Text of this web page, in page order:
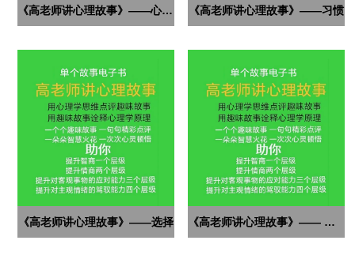
《高老师讲心理故事》——心中的顽石 《高老师讲心理故事》——习惯
《高老师讲心理故事》——选择 《高老师讲心理故事》—— 解梦